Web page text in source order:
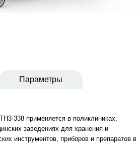
Параметры
338 применяется в поликлиниках,
заведениях для хранения и
инструментов, приборов и препаратов в